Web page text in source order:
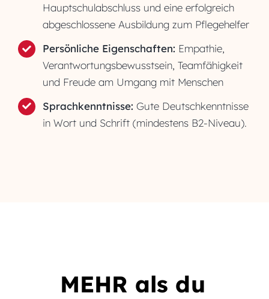
Hauptschulabschluss und eine erfolgreich
abgeschlossene Ausbildung zum Pflegehelfer
Persönliche Eigenschaften: Empathie,
Verantwortungsbewusstsein, Teamfähigkeit
und Freude am Umgang mit Menschen
Sprachkenntnisse: Gute Deutschkenntnisse
in Wort und Schrift (mindestens B2-Niveau).
MEHR als du